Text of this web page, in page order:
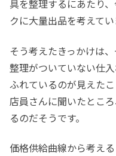
具を整理するにあたり
クに大量出品を考えてい
そう考えたきっかけは
整理がついていない仕
ふれているのが見えたこ
店員さんに聞いたとこ
るのだそうです。
価格供給曲線から考え